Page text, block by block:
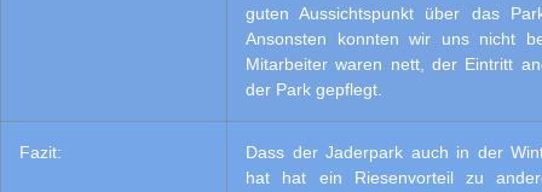
guten Aussichtspunkt über das
Ansonsten konnten wir uns nicht
Mitarbeiter waren nett, der Eintritt
der Park gepflegt.
Fazit:
Dass der Jaderpark auch in der
hat hat ein Riesenvorteil zu